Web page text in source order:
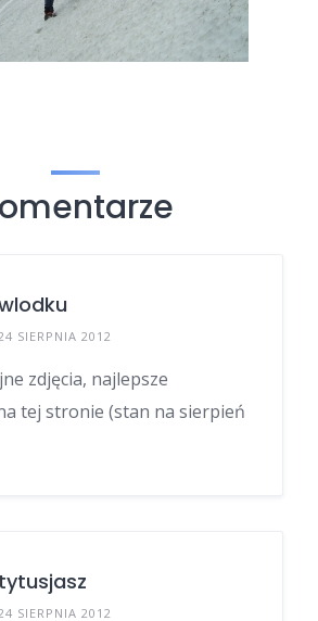
SIERPNIA 2012
zdjęcia, najlepsze
tej stronie (stan na sierpień
tytusjasz
SIERPNIA 2012